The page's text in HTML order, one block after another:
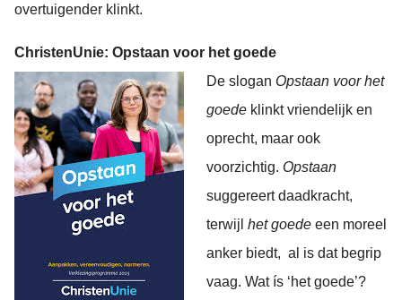
overtuigender klinkt.
ChristenUnie: Opstaan voor het goede
De slogan Opstaan voor het
goede klinkt vriendelijk en
oprecht, maar ook
voorzichtig. Opstaan
suggereert daadkracht,
terwijl het goede een moreel
anker biedt, al is dat begrip
vaag. Wat ís ‘het goede’?